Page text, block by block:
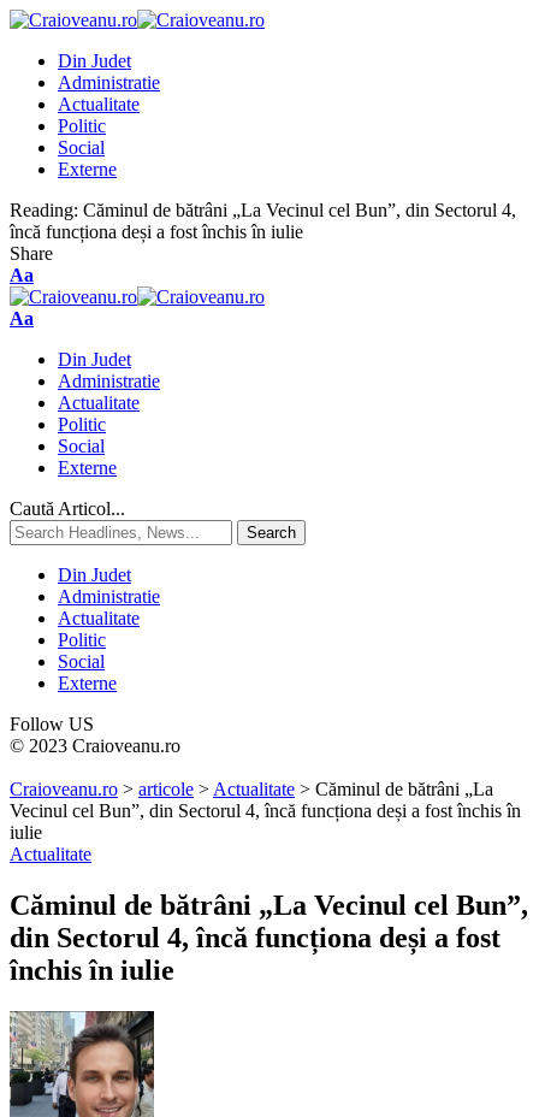
Din Judet
Administratie
Actualitate
Politic
Social
Externe
Reading: Căminul de bătrâni „La Vecinul cel Bun”, din Sectorul 4,
încă funcționa deși a fost închis în iulie
Share
Aa
Aa
Din Judet
Administratie
Actualitate
Politic
Social
Externe
Caută Articol...
Din Judet
Administratie
Actualitate
Politic
Social
Externe
Follow US
© 2023 Craioveanu.ro
Craioveanu.ro > articole > Actualitate > Căminul de bătrâni „La
Vecinul cel Bun”, din Sectorul 4, încă funcționa deși a fost închis în
iulie
Actualitate
Căminul de bătrâni „La Vecinul cel Bun”,
din Sectorul 4, încă funcționa deși a fost
închis în iulie